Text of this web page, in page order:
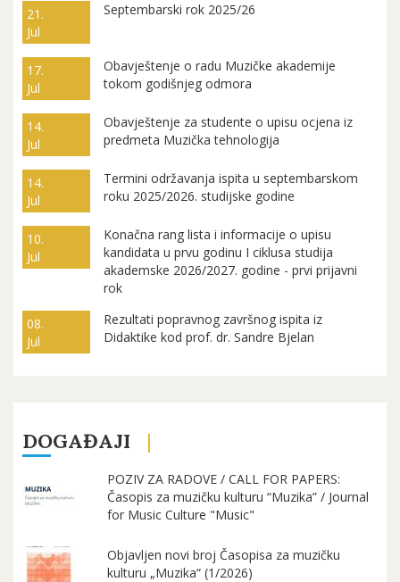
21.
Jul
Septembarski rok 2025/26
17.
Jul
Obavještenje o radu Muzičke akademije
tokom godišnjeg odmora
14.
Jul
Obavještenje za studente o upisu ocjena iz
predmeta Muzička tehnologija
14.
Jul
Termini održavanja ispita u septembarskom
roku 2025/2026. studijske godine
10.
Jul
Konačna rang lista i informacije o upisu
kandidata u prvu godinu I ciklusa studija
akademske 2026/2027. godine - prvi prijavni
rok
08.
Jul
Rezultati popravnog završnog ispita iz
Didaktike kod prof. dr. Sandre Bjelan
DOGAĐAJI
POZIV ZA RADOVE / CALL FOR PAPERS:
Časopis za muzičku kulturu “Muzika” / Journal
for Music Culture "Music"
Objavljen novi broj Časopisa za muzičku
kulturu „Muzika“ (1/2026)